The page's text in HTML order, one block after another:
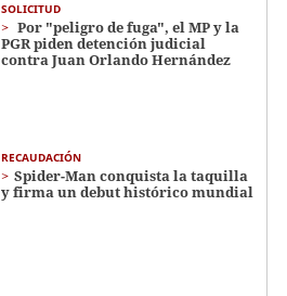
SOLICITUD
Por "peligro de fuga", el MP y la
PGR piden detención judicial
contra Juan Orlando Hernández
RECAUDACIÓN
Spider-Man conquista la taquilla
y firma un debut histórico mundial